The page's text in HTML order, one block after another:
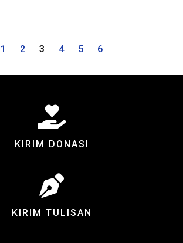
1 2 3 4 5 6
KIRIM DONASI
KIRIM TULISAN